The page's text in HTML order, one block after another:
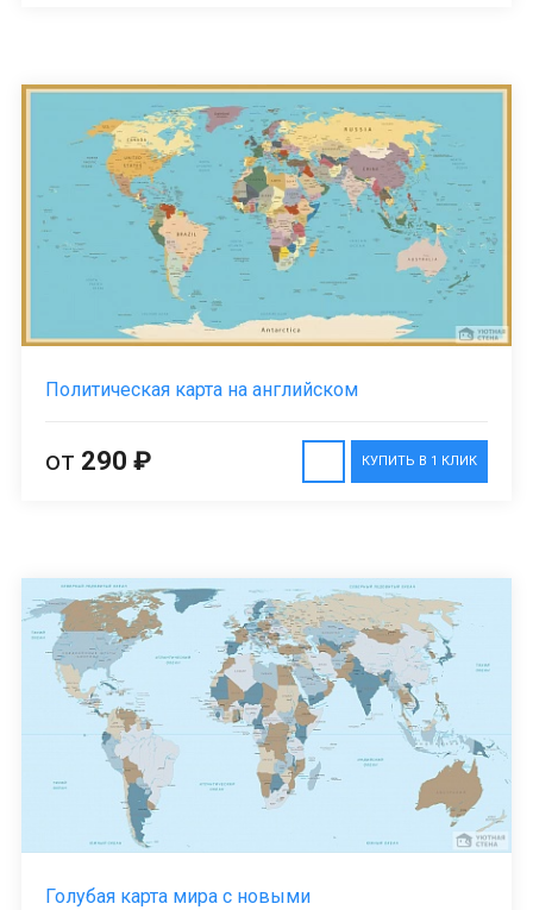
Политическая карта на английском
КУПИТЬ В 1 КЛИК
от 290 ₽
Голубая карта мира с новыми